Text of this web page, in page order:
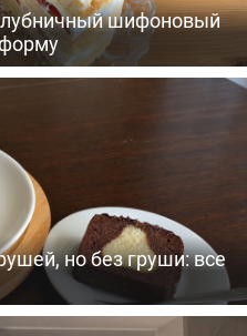
шифоновый
но без груши: все